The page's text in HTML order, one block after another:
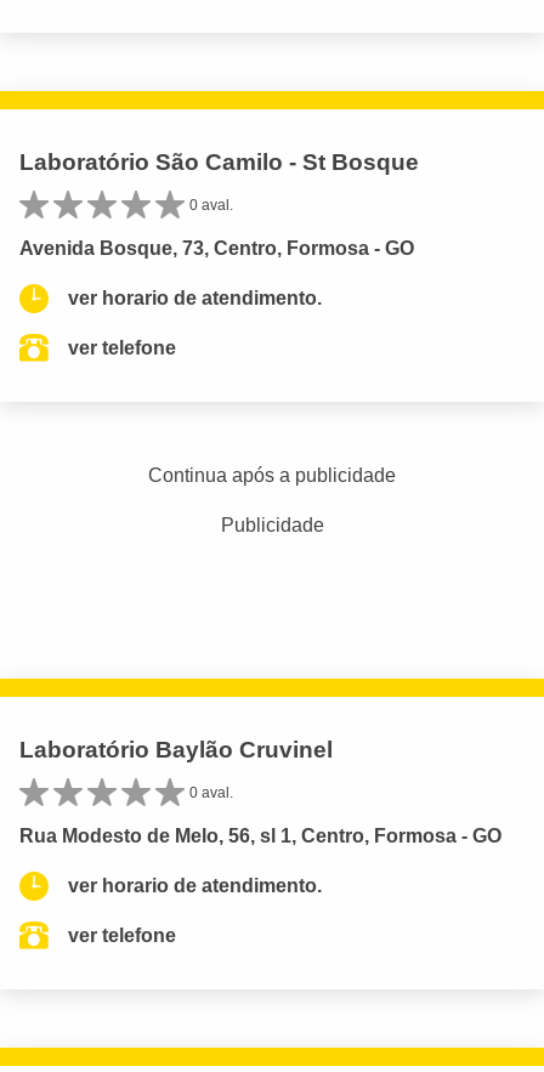
Laboratório São Camilo - St Bosque
0 aval.
Avenida Bosque, 73, Centro, Formosa - GO
ver horario de atendimento.
ver telefone
Continua após a publicidade
Publicidade
Laboratório Baylão Cruvinel
0 aval.
Rua Modesto de Melo, 56, sl 1, Centro, Formosa - GO
ver horario de atendimento.
ver telefone